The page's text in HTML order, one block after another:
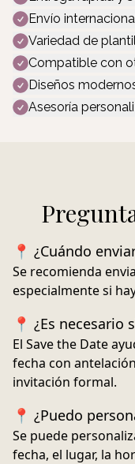
Envío
Variedad de
Compatible con
Diseños
Asesoría
📍 ¿Cuándo
Se recomienda
especialmente si
📍 ¿Es necesario
El Save the Date
fecha con
invitación formal.
📍 ¿Puedo
Se puede
fecha, el lugar, la